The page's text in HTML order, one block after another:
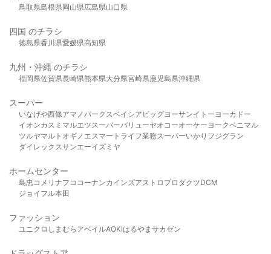
鳥取県島根県岡山県広島県山口県
四国 のチラシ
徳島県香川県愛媛県高知県
九州・沖縄 のチラシ
福岡県佐賀県長崎県熊本県大分県宮崎県鹿児島県沖縄県
スーパー
いなげや西條アマノパークスベイシア ビッグヨーサンイトーヨーカドー
イオンカスミ マルエツスーパーバリューヤオコーオーケー ヨークベニマル
ツルヤマルト オギノ エスマート ライフ業務スーパーいかり フジグラン
ダイレックスサンエーイズミヤ
ホームセンター
島忠 コメリ ナフコ コーナンカインズアストロプロダクツDCM
ジョイフル本田
ファッション
ユニクロ しまむら アベイルAOKIはるやま サカゼン